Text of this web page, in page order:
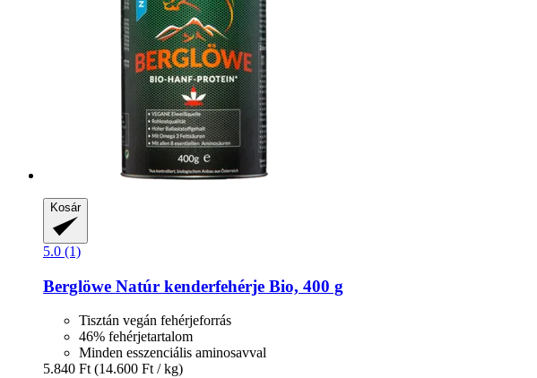
Kosár
5.0 (1)
Berglöwe Natúr kenderfehérje Bio, 400 g
Tisztán vegán fehérjeforrás
46% fehérjetartalom
Minden esszenciális aminosavval
5.840 Ft (14.600 Ft / kg)